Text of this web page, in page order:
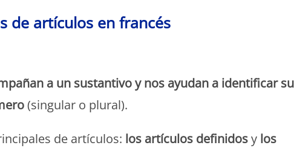
de artículos en francés
a un sustantivo y nos ayudan a identificar su
(singular o plural).
de artículos: los artículos definidosy los